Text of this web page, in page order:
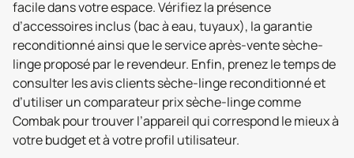
facile dans votre espace. Vérifiez la présence
d’accessoires inclus (bac à eau, tuyaux), la garantie
reconditionné ainsi que le service après-vente sèche-
linge proposé par le revendeur. Enfin, prenez le temps de
consulter les avis clients sèche-linge reconditionné et
d’utiliser un comparateur prix sèche-linge comme
Combak pour trouver l’appareil qui correspond le mieux à
votre budget et à votre profil utilisateur.